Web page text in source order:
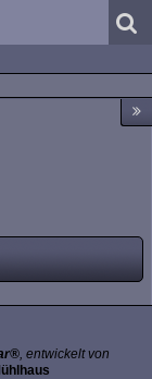
, entwickelt von